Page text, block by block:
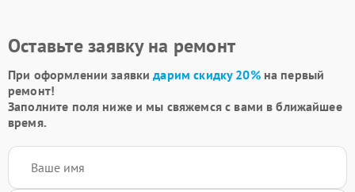
Оставьте заявку на ремонт
При оформлении заявкидарим скидку 20%на первый
ремонт!
Заполните поля ниже и мы свяжемся с вами в ближайшее
время.